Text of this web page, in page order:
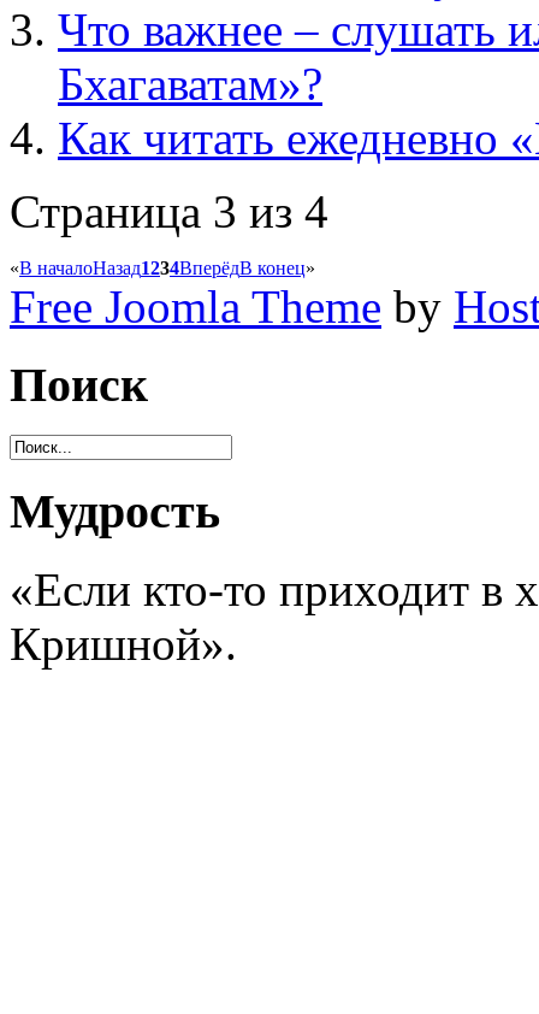
Что важнее – слушать
Бхагаватам»?
Как читать ежедневно
Страница 3 из 4
«В началоНазад1234ВперёдВ конец»
Free Joomla Theme by
Поиск
Мудрость
«Если кто-то приходит в
Кришной».